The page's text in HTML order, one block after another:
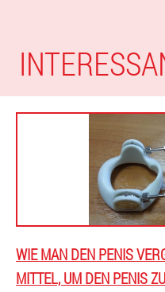
WIE MAN DEN PENIS
ITTEL, UM DEN PENIS ZU